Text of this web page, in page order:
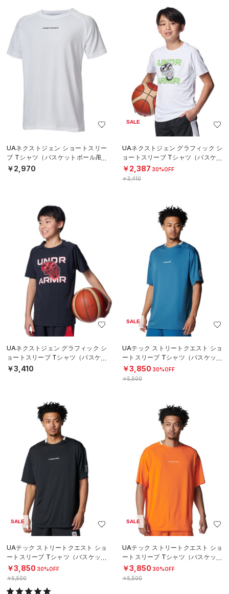
UAネクストジェン ショートスリー
ブ Tシャツ（バスケットボール/BO
YS）
￥2,970
SALE
UAネクストジェン グラフィック シ
ョートスリーブ Tシャツ（バスケッ
トボール/BOYS）
￥2,387 30%OFF
￥3,410
UAネクストジェン グラフィック シ
ョートスリーブ Tシャツ（バスケッ
トボール/BOYS）
￥3,410
SALE
UAテック ストリートクエスト ショ
ートスリーブ Tシャツ（バスケット
ボール/MEN）
￥3,850 30%OFF
￥5,500
SALE
UAテック ストリートクエスト ショ
ートスリーブ Tシャツ（バスケット
ボール/MEN）
￥3,850 30%OFF
￥5,500
SALE
UAテック ストリートクエスト ショ
ートスリーブ Tシャツ（バスケット
ボール/MEN）
￥3,850 30%OFF
￥5,500